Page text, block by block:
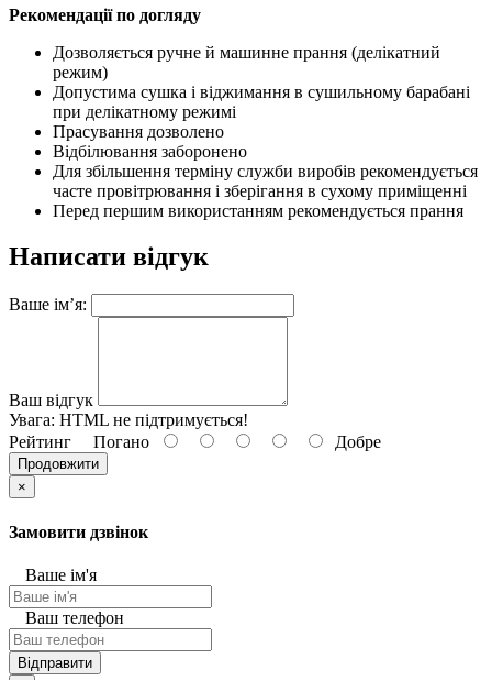
Рекомендації по догляду
Дозволяється ручне й машинне прання (делікатний
режим)
Допустима сушка і віджимання в сушильному барабані
при делікатному режимі
Прасування дозволено
Відбілювання заборонено
Для збільшення терміну служби виробів рекомендується
часте провітрювання і зберігання в сухому приміщенні
Перед першим використанням рекомендується прання
Написати відгук
Ваше ім’я:
Ваш відгук
Увага: HTML не підтримується!
Рейтинг Погано Добре
Продовжити
×
Замовити дзвінок
Ваше ім'я
Ваш телефон
Відправити